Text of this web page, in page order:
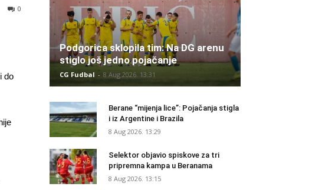
0
do
Podgorica sklopila tim: Na DG arenu
stiglo još jedno pojačanje
CG Fudbal - 8 Aug 2026. 13:31
Berane “mijenja lice”: Pojačanja stigla
i iz Argentine i Brazila
8 Aug 2026. 13:29
Selektor objavio spiskove za tri
pripremna kampa u Beranama
8 Aug 2026. 13:15